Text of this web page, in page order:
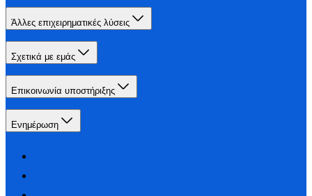
Άλλες επιχειρηματικές λύσεις
Σχετικά με εμάς
Επικοινωνία υποστήριξης
Ενημέρωση